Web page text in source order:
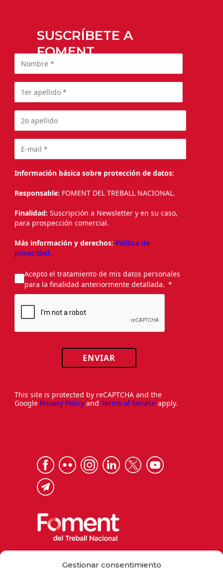
Gestionar consentimiento
SUSCRÍBETE A
FOMENT
Información básica sobre protección de datos:
Responsable: FOMENT DEL TREBALL NACIONAL.
Finalidad: Suscripción a Newsletter y en su caso,
para prospección comercial.
Más información y derechos: Política de
privacidad.
Acepto el tratamiento de mis datos personales
para la finalidad anteriormente detallada.
ENVIAR
This site is protected by reCAPTCHA and the
Google Privacy Policy and Terms of Service apply.